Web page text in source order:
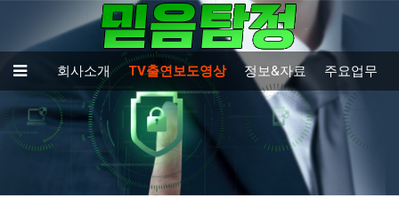
회사소개 TV출연보도영상 정보&자료 주요업무